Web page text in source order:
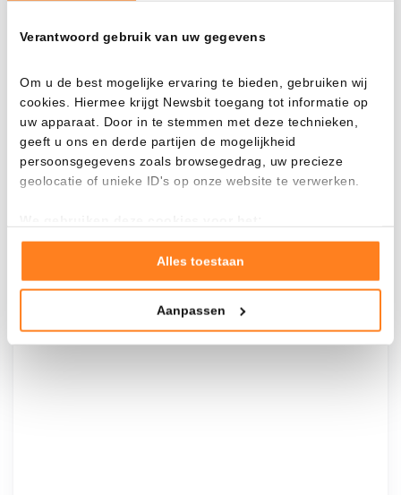
Verantwoord gebruik van uw gegevens
Om u de best mogelijke ervaring te bieden, gebruiken wij
cookies. Hiermee krijgt Newsbit toegang tot informatie op
uw apparaat. Door in te stemmen met deze technieken,
geeft u ons en derde partijen de mogelijkheid
persoonsgegevens zoals browsegedrag, uw precieze
geolocatie of unieke ID's op onze website te verwerken.
Goed laten functioneren van deze website
Verzamelen van gebruiksstatistieken
Tonen en meten van relevante advertenties
Klik hieronder om ons toestemming te geven om deze
Alles toestaan
Aanpassen
criptomonedas.
Había invertido En
Cada Desde
$
Valor total